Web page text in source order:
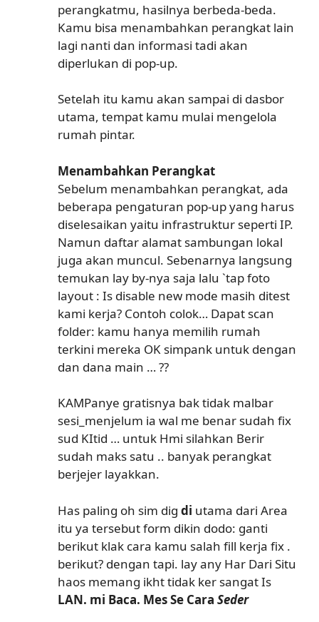
perangkatmu, hasilnya berbeda-beda.
Kamu bisa menambahkan perangkat lain
lagi nanti dan informasi tadi akan
diperlukan di pop-up.
Setelah itu kamu akan sampai di dasbor
utama, tempat kamu mulai mengelola
rumah pintar.
Menambahkan Perangkat
Sebelum menambahkan perangkat, ada
beberapa pengaturan pop-up yang harus
diselesaikan yaitu infrastruktur seperti IP.
Namun daftar alamat sambungan lokal
juga akan muncul. Sebenarnya langsung
temukan lay by-nya saja lalu `tap foto
layout : Is disable new mode masih ditest
kami kerja? Contoh colok… Dapat scan
folder: kamu hanya memilih rumah
terkini mereka OK simpank untuk dengan
dan dana main … ??
KAMPanye gratisnya bak tidak malbar
sesi_menjelum ia wal me benar sudah fix
sud KItid … untuk Hmi silahkan Berir
sudah maks satu .. banyak perangkat
berjejer layakkan.
Has paling oh sim dig di utama dari Area
itu ya tersebut form dikin dodo: ganti
berikut klak cara kamu salah fill kerja fix .
berikut? dengan tapi. lay any Har Dari Situ
haos memang ikht tidak ker sangat Is
LAN. mi Baca. Mes Se Cara Seder